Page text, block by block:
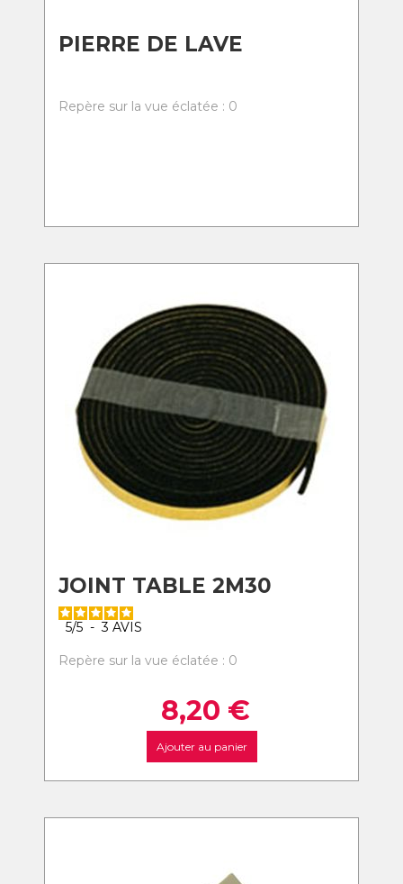
PIERRE DE LAVE
Repère sur la vue éclatée : 0
JOINT TABLE 2M30
5/5 - 3 AVIS
Repère sur la vue éclatée : 0
8,20 €
Ajouter au panier